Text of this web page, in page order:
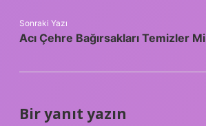
Sonraki Yazı
Acı Çehre Bağırsakları Temizler Mi
Bir yanıt yazın